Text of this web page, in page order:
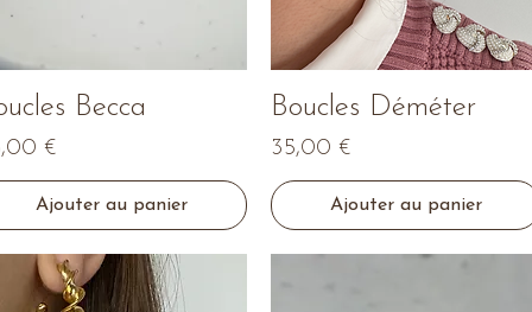
Aperçu rapide
Becca
€
Ajouter au panier
Aperçu rapide
Boucles Déméter
Prix
35,00 €
Ajouter au panier